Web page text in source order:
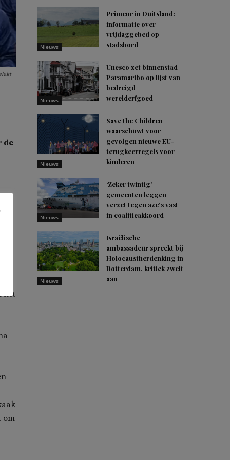
de
het
om
Nieuws
Primeur in Duitsland:
informatie over
vrijdaggebed op
stadsbord
Nieuws
Unesco zet binnenstad
Paramaribo op lijst van
bedreigd
werelderfgoed
Nieuws
Save the Children
waarschuwt voor
gevolgen nieuwe EU-
terugkeerregels voor
kinderen
Nieuws
‘Zeker twintig’
gemeenten leggen
verzet tegen azc’s vast
in coalitieakkoord
Nieuws
Israëlische
ambassadeur spreekt bij
Holocaustherdenking in
Rotterdam, kritiek zwelt
aan